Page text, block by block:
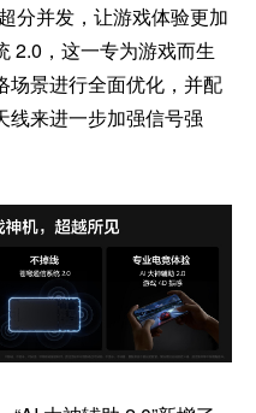
分并发，让游戏体验更加
2.0，这一专为游戏而生
场景进行全面优化，并配
线来进一步加强信号强